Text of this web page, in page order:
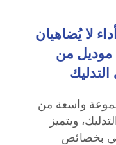
لا يُضاهيان
من
واسعة من
ويتميز
بخصائص